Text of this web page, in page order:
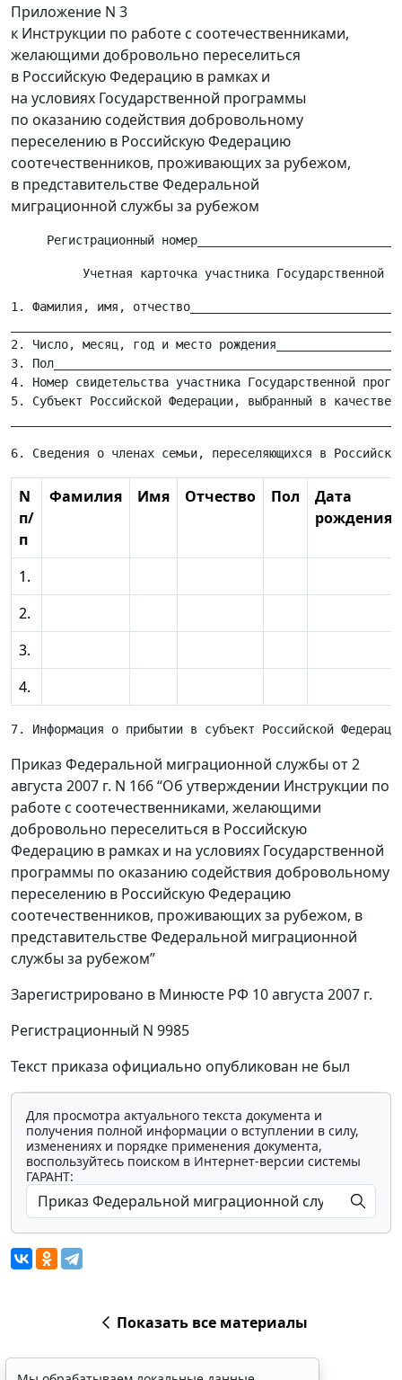
Приложение N 3
к Инструкции по работе с соотечественниками,
желающими добровольно переселиться
в Российскую Федерацию в рамках и
на условиях Государственной программы
по оказанию содействия добровольному
переселению в Российскую Федерацию
соотечественников, проживающих за рубежом,
в представительстве Федеральной
миграционной службы за рубежом
1. Фамилия, имя,
2. Число, месяц, год и место
3.
4. Номер свидетельства участника Государственной
5. Субъект Российской Федерации, выбранный в качестве
N
п/
п
Фамилия Имя Отчество Пол
Дата
рождения
1.
2.
3.
4.
Приказ Федеральной миграционной службы от 2
августа 2007 г. N 166 “Об утверждении Инструкции по
работе с соотечественниками, желающими
добровольно переселиться в Российскую
Федерацию в рамках и на условиях Государственной
программы по оказанию содействия добровольному
переселению в Российскую Федерацию
соотечественников, проживающих за рубежом, в
представительстве Федеральной миграционной
службы за рубежом”
Зарегистрировано в Минюсте РФ 10 августа 2007 г.
Регистрационный N 9985
Текст приказа официально опубликован не был
Для просмотра актуального текста документа и
получения полной информации о вступлении в силу,
изменениях и порядке применения документа,
воспользуйтесь поиском в Интернет-версии системы
ГАРАНТ:
Показать все материалы